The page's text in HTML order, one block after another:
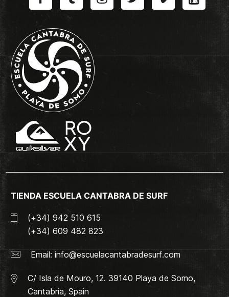
TIENDA ESCUELA CANTABRA DE SURF
(+34) 942 510 615
(+34) 609 482 823
Email: info@escuelacantabradesurf.com
C/ Isla de Mouro, 12. 39140 Playa de Somo,
Cantabria, Spain